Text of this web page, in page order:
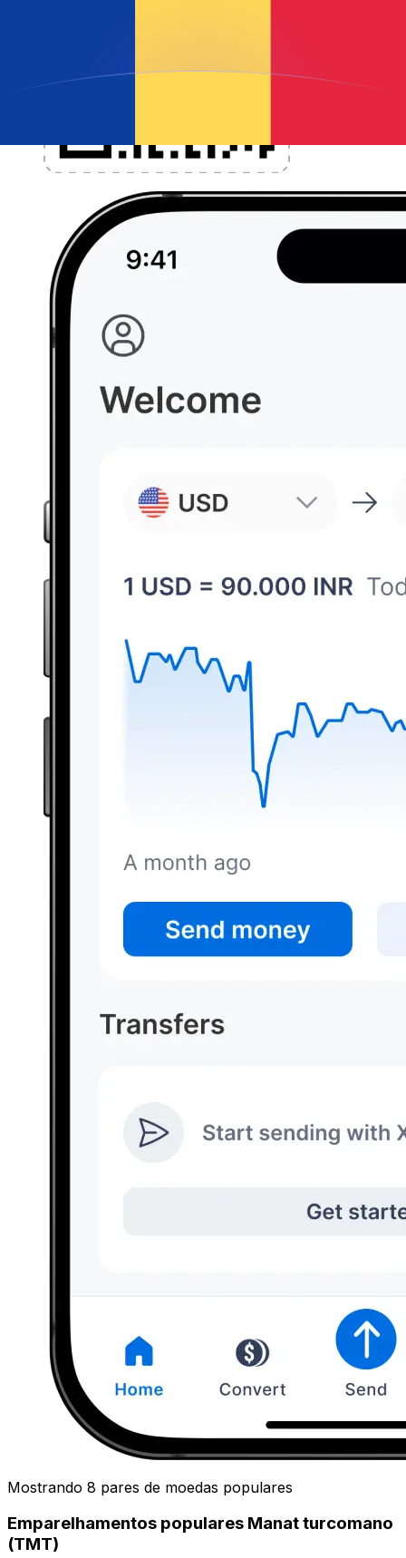
Mostrando 8 pares de moedas populares
Emparelhamentos populares Manat turcomano
(TMT)